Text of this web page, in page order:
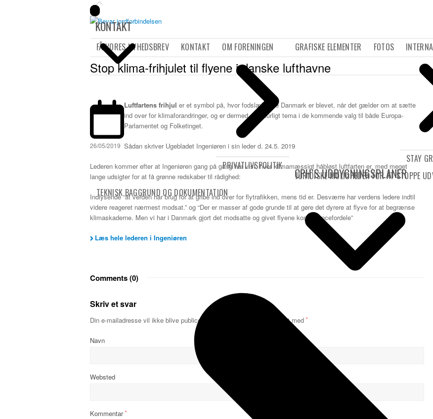
KONTAKT
FÅ VORES NYHEDSBREV KONTAKT OM FORENINGEN
PRIVATLIVSPOLITIK
GRAFISKE ELEMENTER FOTOS
STAY
CPH’S UDBYGNINGSPLANER
JURIDISKE MULIGHEDER FOR AT STOPPE
TEKNISK BAGGRUND OG DOKUMENTATION
Stop klima-frihjulet til flyene i danske lufthavne
26/05/2019
Luftfartens frihjul er et symbol på, hvor fodslæbende Danmark er blevet, når det gælder om at sætte
ind over for klimaforandringer, og er dermed et naturligt tema i de kommende valg til både Europa-
Parlamentet og Folketinget.
Sådan skriver Ugebladet Ingeniøren i sin leder d. 24.5. 2019
Lederen kommer efter at Ingeniøren gang på gang har vist, hvor klimamæssigt håbløst luftfarten er, med meget
lange udsigter for at få grønne redskaber til rådighed:
Indlysende “at verden har brug for at gribe ind over for flytrafikken, mens tid er. Desværre har verdens ledere indtil
videre reageret nærmest modsat.” og “Der er masser af gode grunde til at gøre det dyrere at flyve for at begrænse
klimaskaderne. Men vi har i Danmark gjort det modsatte og givet flyene konkurrencefordele”
Læs hele lederen i Ingeniøren
Comments (0)
Skriv et svar
Din e-mailadresse vil ikke blive publiceret. Krævede felter er markeret med *
Navn
Websted
Kommentar *